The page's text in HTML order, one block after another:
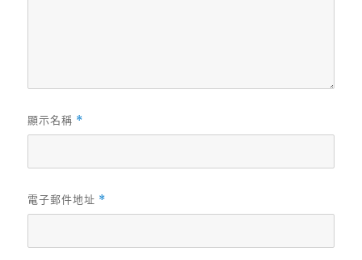
顯示名稱 *
電子郵件地址 *